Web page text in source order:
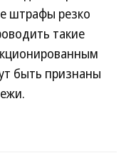
штрафы резко
такие
быть признаны